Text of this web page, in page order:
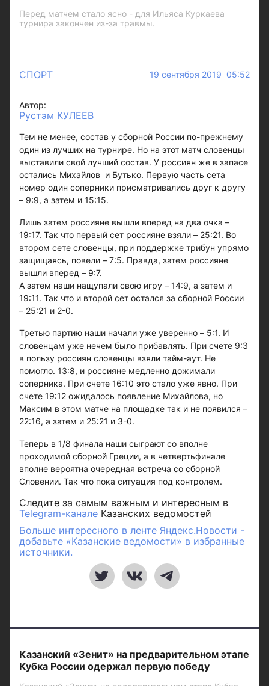
Перед матчем стало ясно - для Ильяса Куркаева
турнира закончен из-за травмы.
СПОРТ 19 сентября 2019 05:52
Автор:
Рустэм КУЛЕЕВ
Тем не менее, состав у сборной России по-прежнему
один из лучших на турнире. Но на этот матч словенцы
выставили свой лучший состав. У россиян же в запасе
остались Михайлов и Бутько. Первую часть сета
номер один соперники присматривались друг к другу
– 9:9, а затем и 15:15.
Лишь затем россияне вышли вперед на два очка –
19:17. Так что первый сет россияне взяли – 25:21. Во
втором сете словенцы, при поддержке трибун упрямо
защищаясь, повели – 7:5. Правда, затем россияне
вышли вперед – 9:7.
А затем наши нащупали свою игру – 14:9, а затем и
19:11. Так что и второй сет остался за сборной России
– 25:21 и 2-0.
Третью партию наши начали уже уверенно – 5:1. И
словенцам уже нечем было прибавлять. При счете 9:3
в пользу россиян словенцы взяли тайм-аут. Не
помогло. 13:8, и россияне медленно дожимали
соперника. При счете 16:10 это стало уже явно. При
счете 19:12 ожидалось появление Михайлова, но
Максим в этом матче на площадке так и не появился –
22:16, а затем и 25:21 и 3-0.
Теперь в 1/8 финала наши сыграют со вполне
проходимой сборной Греции, а в четвертьфинале
вполне вероятна очередная встреча со сборной
Словении. Так что пока ситуация под контролем.
Следите за самым важным и интересным в
Telegram-канале Казанских ведомостей
Больше интересного в ленте Яндекс.Новости -
добавьте «Казанские ведомости» в избранные
источники.
Казанский «Зенит» на предварительном этапе
Кубка России одержал первую победу